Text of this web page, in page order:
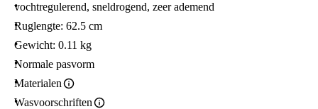
vochtregulerend, sneldrogend, zeer ademend
Ruglengte: 62.5 cm
Gewicht: 0.11 kg
Normale pasvorm
Materialen
Wasvoorschriften